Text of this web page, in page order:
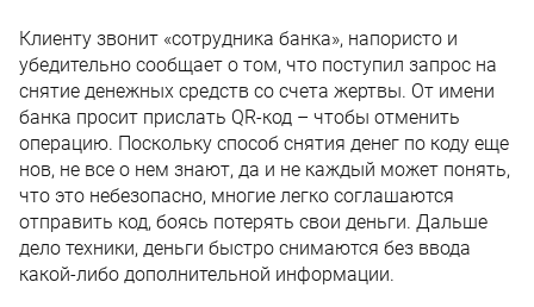
Клиенту звонит «сотрудника банка», напористо и
убедительно сообщает о том, что поступил запрос на
снятие денежных средств со счета жертвы. От имени
банка просит прислать QR-код – чтобы отменить
операцию. Поскольку способ снятия денег по коду еще
нов, не все о нем знают, да и не каждый может понять,
что это небезопасно, многие легко соглашаются
отправить код, боясь потерять свои деньги. Дальше
дело техники, деньги быстро снимаются без ввода
какой-либо дополнительной информации.